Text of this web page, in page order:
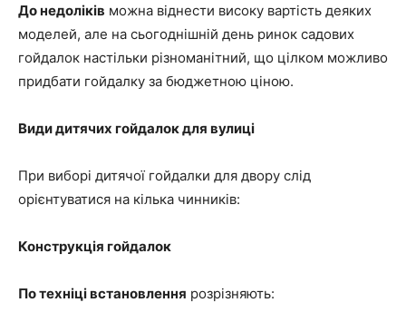
До недоліків можна віднести високу вартість деяких
моделей, але на сьогоднішній день ринок садових
гойдалок настільки різноманітний, що цілком можливо
придбати гойдалку за бюджетною ціною.
Види дитячих гойдалок для вулиці
При виборі дитячої гойдалки для двору слід
орієнтуватися на кілька чинників:
Конструкція гойдалок
По техніці встановлення розрізняють: